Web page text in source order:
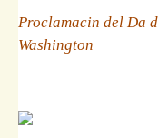
Proclamacin del Da
Washington